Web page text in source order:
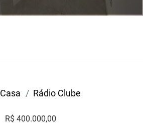
Casa Rádio Clube
R$ 400.000,00